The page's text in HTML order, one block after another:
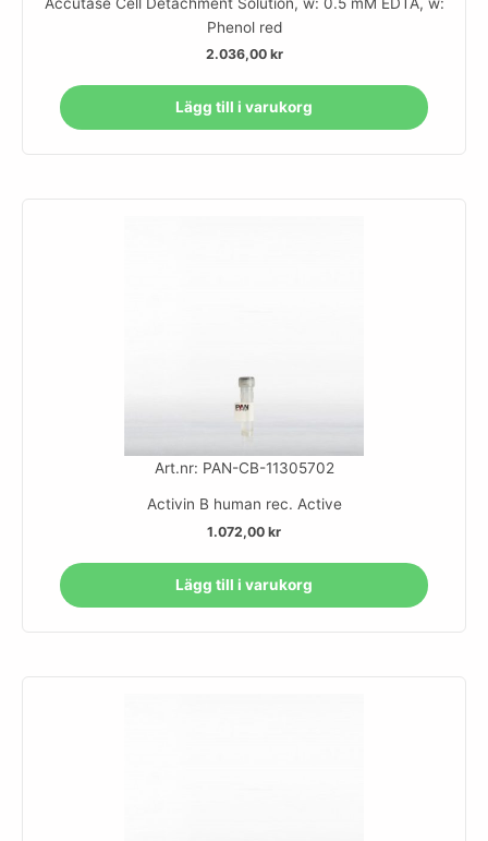
Phenol red
2.036,00 kr
Lägg till i varukorg
Art.nr: PAN-CB-11305702
Activin B human rec. Active
1.072,00 kr
Lägg till i varukorg